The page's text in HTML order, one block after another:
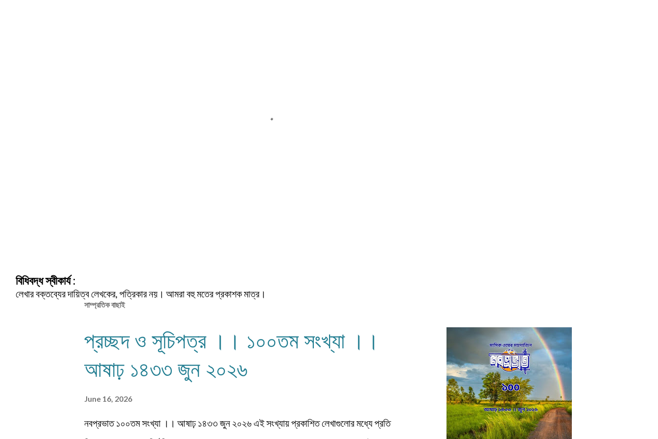
বিধিবদ্ধ স্বীকার্য :
লেখার বক্তব্যের দায়িত্ব লেখকের, পত্রিকার নয়। আমরা বহু মতের প্রকাশক মাত্র।
সাম্প্রতিক বাছাই
প্রচ্ছদ ও সূচিপত্র ।। ১০০তম সংখ্যা ।।
আষাঢ় ১৪৩৩ জুন ২০২৬
June 16, 2026
নবপ্রভাত ১০০তম সংখ্যা ।। আষাঢ় ১৪৩৩ জুন ২০২৬ এই সংখ্যায় প্রকাশিত লেখাগুলোর মধ্যে প্রতি